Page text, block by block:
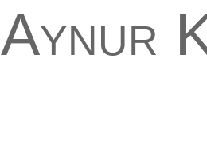
Aynur